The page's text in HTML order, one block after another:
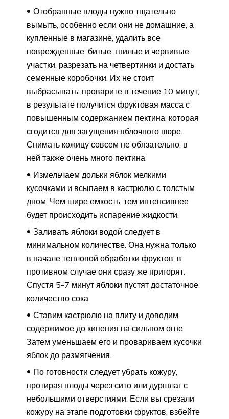
Отобранные плоды нужно тщательно
вымыть, особенно если они не домашние, а
купленные в магазине, удалить все
поврежденные, битые, гнилые и червивые
участки, разрезать на четвертинки и достать
семенные коробочки. Их не стоит
выбрасывать: проварите в течение 10 минут,
в результате получится фруктовая масса с
повышенным содержанием пектина, которая
сгодится для загущения яблочного пюре.
Снимать кожицу совсем не обязательно, в
ней также очень много пектина.
Измельчаем дольки яблок мелкими
кусочками и всыпаем в кастрюлю с толстым
дном. Чем шире емкость, тем интенсивнее
будет происходить испарение жидкости.
Заливать яблоки водой следует в
минимальном количестве. Она нужна только
в начале тепловой обработки фруктов, в
противном случае они сразу же пригорят.
Спустя 5-7 минут яблоки пустят достаточное
количество сока.
Ставим кастрюлю на плиту и доводим
содержимое до кипения на сильном огне.
Затем уменьшаем его и провариваем кусочки
яблок до размягчения.
По готовности следует убрать кожуру,
протирая плоды через сито или дуршлаг с
небольшими отверстиями. Если вы срезали
кожуру на этапе подготовки фруктов, взбейте